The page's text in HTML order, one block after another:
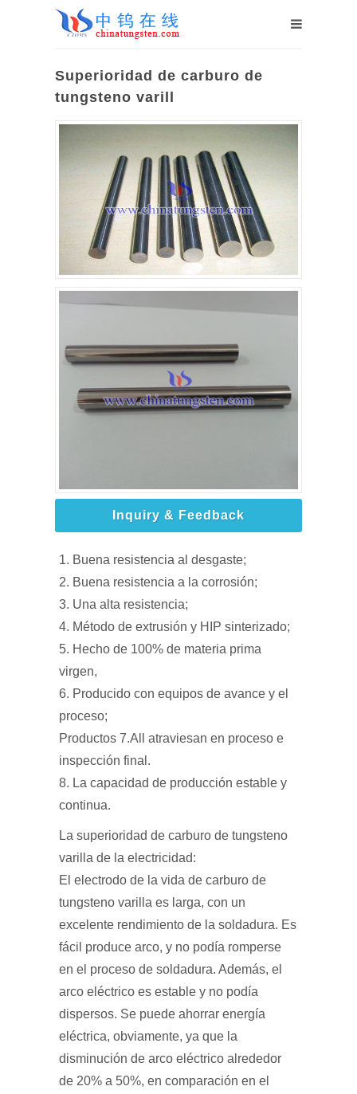
Superioridad de carburo de
tungsteno varill
Inquiry & Feedback
1. Buena resistencia al desgaste;
2. Buena resistencia a la corrosión;
3. Una alta resistencia;
4. Método de extrusión y HIP sinterizado;
5. Hecho de 100% de materia prima
virgen,
6. Producido con equipos de avance y el
proceso;
Productos 7.All atraviesan en proceso e
inspección final.
8. La capacidad de producción estable y
continua.
La superioridad de carburo de tungsteno
varilla de la electricidad:
El electrodo de la vida de carburo de
tungsteno varilla es larga, con un
excelente rendimiento de la soldadura. Es
fácil produce arco, y no podía romperse
en el proceso de soldadura. Además, el
arco eléctrico es estable y no podía
dispersos. Se puede ahorrar energía
eléctrica, obviamente, ya que la
disminución de arco eléctrico alrededor
de 20% a 50%, en comparación en el